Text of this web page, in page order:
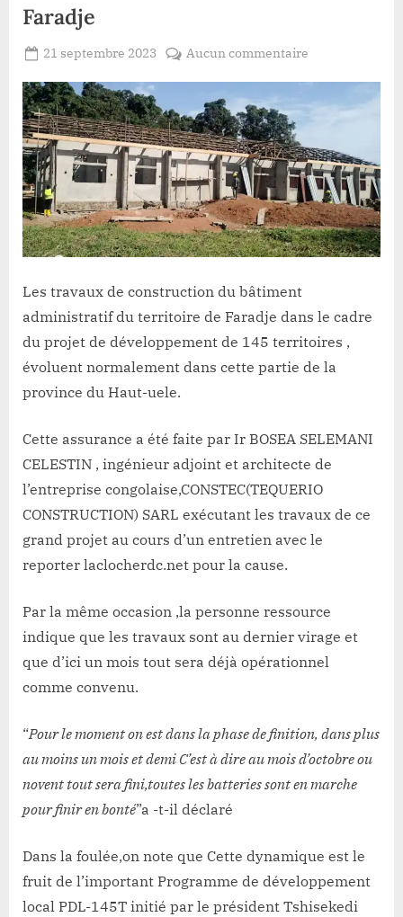
Faradje
Posted
21 septembre 2023
Aucun commentaire
145T:vers
dernier
virage
dans
la
construction
du
de
Faradje
Les travaux de construction du bâtiment
administratif du territoire de Faradje dans le cadre
du projet de développement de 145 territoires ,
évoluent normalement dans cette partie de la
province du Haut-uele.
Cette assurance a été faite par Ir BOSEA SELEMANI
CELESTIN , ingénieur adjoint et architecte de
l’entreprise congolaise,CONSTEC(TEQUERIO
CONSTRUCTION) SARL exécutant les travaux de ce
grand projet au cours d’un entretien avec le
reporter laclocherdc.net pour la cause.
Par la même occasion ,la personne ressource
indique que les travaux sont au dernier virage et
que d’ici un mois tout sera déjà opérationnel
comme convenu.
“Pour le moment on est dans la phase de finition, dans plus
au moins un mois et demi C’est à dire au mois d’octobre ou
novent tout sera fini,toutes les batteries sont en marche
pour finir en bonté”a -t-il déclaré
Dans la foulée,on note que Cette dynamique est le
fruit de l’important Programme de développement
local PDL-145T initié par le président Tshisekedi